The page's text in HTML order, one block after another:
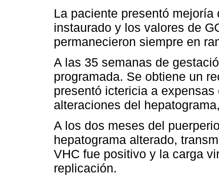
La paciente presentó
instaurado y los valores de
permanecieron siempre en
A las 35 semanas de
programada. Se obtiene un
presentó ictericia a
alteraciones del
A los dos meses del
hepatograma alterado,
VHC fue positivo y la carga
replicación.